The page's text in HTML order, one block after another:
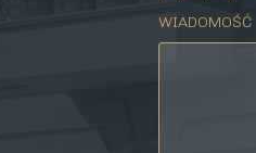
WIADOMOŚĆ